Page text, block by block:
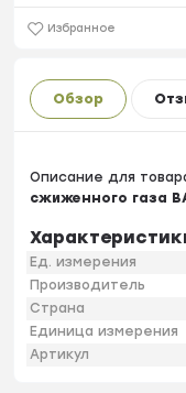
Избранное
Обзор
Описание для
сжиженного газа
Ед. измерения
Производитель
Страна
Единица измерения
Артикул